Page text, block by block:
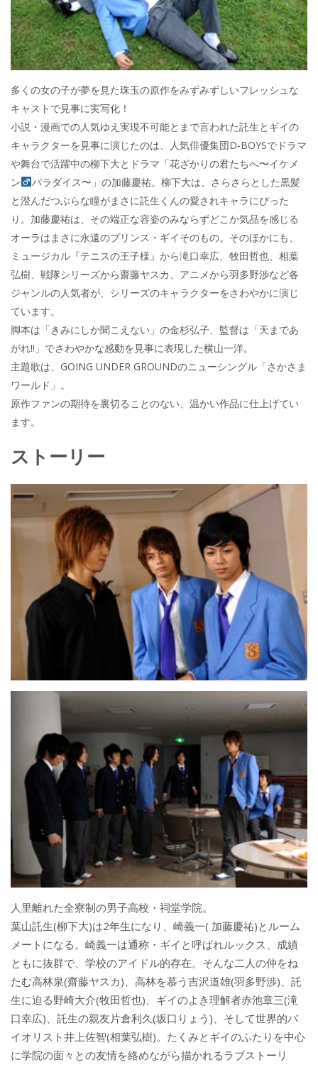
多くの女の子が夢を見た珠玉の原作をみずみずしいフレッシュな
キャストで見事に実写化！
小説・漫画での人気ゆえ実現不可能とまで言われた託生とギイの
キャラクターを見事に演じたのは、人気俳優集団D-BOYSでドラマ
や舞台で活躍中の柳下大とドラマ「花ざかりの君たちへ〜イケメ
ン
パラダイス〜」の加藤慶祐。柳下大は、さらさらとした黒髪
と澄んだつぶらな瞳がまさに託生くんの愛されキャラにぴった
り。加藤慶祐は、その端正な容姿のみならずどこか気品を感じる
オーラはまさに永遠のプリンス・ギイそのもの。そのほかにも、
ミュージカル『テニスの王子様』から滝口幸広、牧田哲也、相葉
弘樹、戦隊シリーズから齋藤ヤスカ、アニメから羽多野渉など各
ジャンルの人気者が、シリーズのキャラクターをさわやかに演じ
ています。
脚本は「きみにしか聞こえない」の金杉弘子、監督は「天まであ
がれ!!」でさわやかな感動を見事に表現した横山一洋。
主題歌は、GOING UNDER GROUNDのニューシングル「さかさま
ワールド」。
原作ファンの期待を裏切ることのない、温かい作品に仕上げてい
ます。
ストーリー
人里離れた全寮制の男子高校・祠堂学院。
葉山託生(柳下大)は2年生になり、崎義一( 加藤慶祐)とルーム
メートになる。崎義一は通称・ギイと呼ばれルックス、成績
ともに抜群で、学校のアイドル的存在。そんな二人の仲をね
たむ高林泉(齋藤ヤスカ)、高林を慕う吉沢道雄(羽多野渉)、託
生に迫る野崎大介(牧田哲也)、ギイのよき理解者赤池章三(滝
口幸広)、託生の親友片倉利久(坂口りょう)、そして世界的バ
イオリスト井上佐智(相葉弘樹)。たくみとギイのふたりを中心
に学院の面々との友情を絡めながら描かれるラブストーリ